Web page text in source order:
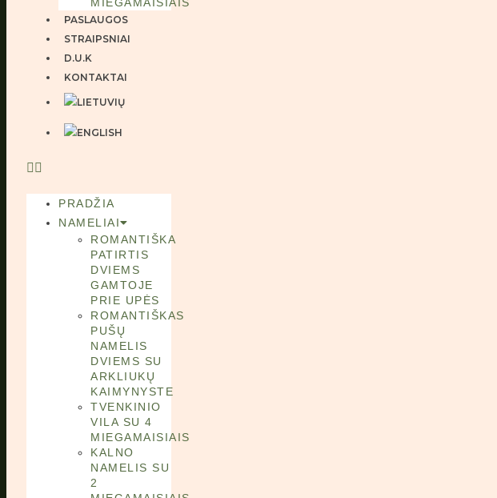
PASLAUGOS
STRAIPSNIAI
D.U.K
KONTAKTAI
PRADŽIA
NAMELIAI
ROMANTIŠKA
PATIRTIS
DVIEMS
GAMTOJE
PRIE UPĖS
ROMANTIŠKAS
PUŠŲ
NAMELIS
DVIEMS SU
ARKLIUKŲ
KAIMYNYSTE
TVENKINIO
VILA SU 4
MIEGAMAISIAIS
KALNO
NAMELIS SU
2